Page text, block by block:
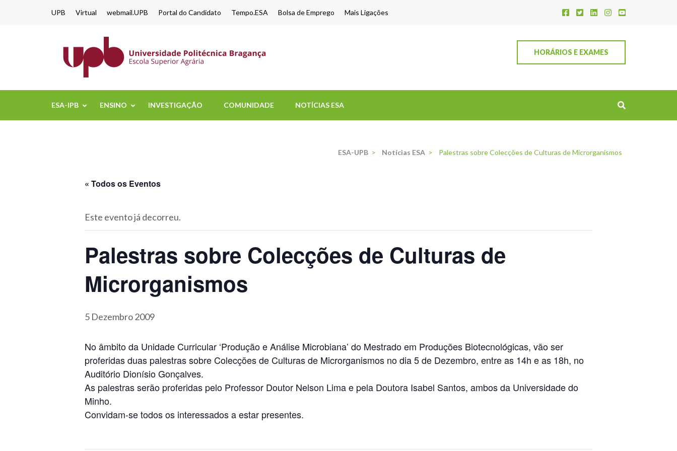
UPB Virtual webmail.UPB Portal do Candidato Tempo.ESA Bolsa de Emprego Mais Ligações
HORÁRIOS E EXAMES
ESA-IPB ENSINO INVESTIGAÇÃO COMUNIDADE NOTÍCIAS ESA
ESA-UPB > Notícias ESA > Palestras sobre Colecções de Culturas de Microrganismos
« Todos os Eventos
Este evento já decorreu.
Palestras sobre Colecções de Culturas de
Microrganismos
5 Dezembro 2009
No âmbito da Unidade Curricular ‘Produção e Análise Microbiana’ do Mestrado em Produções Biotecnológicas, vão ser
proferidas duas palestras sobre Colecções de Culturas de Microrganismos no dia 5 de Dezembro, entre as 14h e as 18h, no
Auditório Dionísio Gonçalves.
As palestras serão proferidas pelo Professor Doutor Nelson Lima e pela Doutora Isabel Santos, ambos da Universidade do
Minho.
Convidam-se todos os interessados a estar presentes.